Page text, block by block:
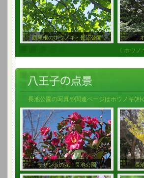
西尾根のホウノキ - 長沼公園
《 ホウ
長池公園の写真や関連ページはホウノキ(朴
サザンカの花 - 長池公園 長